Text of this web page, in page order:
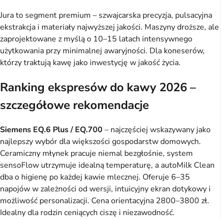
Jura to segment premium – szwajcarska precyzja, pulsacyjna
ekstrakcja i materiały najwyższej jakości. Maszyny droższe, ale
zaprojektowane z myślą o 10–15 latach intensywnego
użytkowania przy minimalnej awaryjności. Dla koneserów,
którzy traktują kawę jako inwestycję w jakość życia.
Ranking ekspresów do kawy 2026 –
szczegółowe rekomendacje
Siemens EQ.6 Plus / EQ.700 – najczęściej wskazywany jako
najlepszy wybór dla większości gospodarstw domowych.
Ceramiczny młynek pracuje niemal bezgłośnie, system
sensoFlow utrzymuje idealną temperaturę, a autoMilk Clean
dba o higienę po każdej kawie mlecznej. Oferuje 6–35
napojów w zależności od wersji, intuicyjny ekran dotykowy i
możliwość personalizacji. Cena orientacyjna 2800–3800 zł.
Idealny dla rodzin ceniących ciszę i niezawodność.